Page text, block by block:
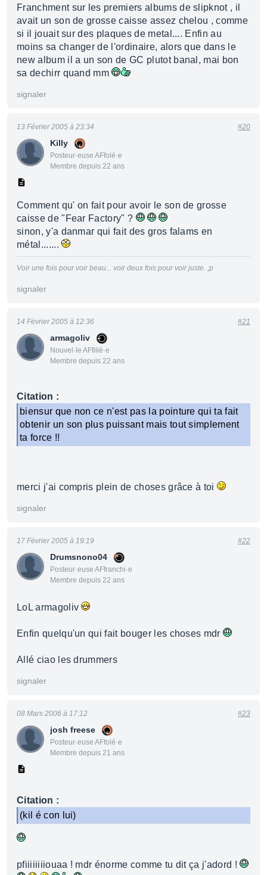
Franchment sur les premiers albums de slipknot , il
avait un son de grosse caisse assez chelou , comme
si il jouait sur des plaques de metal.... Enfin au
moins sa changer de l'ordinaire, alors que dans le
new album il a un son de GC plutot banal, mai bon
sa dechirr quand mm
signaler
Killy
Posteur·euse AFfolé·e
Membre depuis 22 ans
13 Février 2005 à 23:34 #20
Comment qu' on fait pour avoir le son de grosse
caisse de "Fear Factory" ?
sinon, y'a danmar qui fait des gros falams en
métal.......
Voir une fois pour voir beau... voir deux fois pour voir juste. ;p
signaler
armagoliv
Nouvel·le AFfilié·e
Membre depuis 22 ans
14 Février 2005 à 12:36 #21
Citation :
biensur que non ce n'est pas la pointure qui ta fait
obtenir un son plus puissant mais tout simplement
ta force !!
merci j'ai compris plein de choses grâce à toi
signaler
Drumsnono04
Posteur·euse AFfranchi·e
Membre depuis 22 ans
17 Février 2005 à 19:19 #22
LoL armagoliv
Enfin quelqu'un qui fait bouger les choses mdr
Allé ciao les drummers
signaler
josh freese
Posteur·euse AFfolé·e
Membre depuis 21 ans
08 Mars 2006 à 17:12 #23
Citation :
(kil é con lui)
pfiiiiiiiiouaa ! mdr énorme comme tu dit ça j'adord !